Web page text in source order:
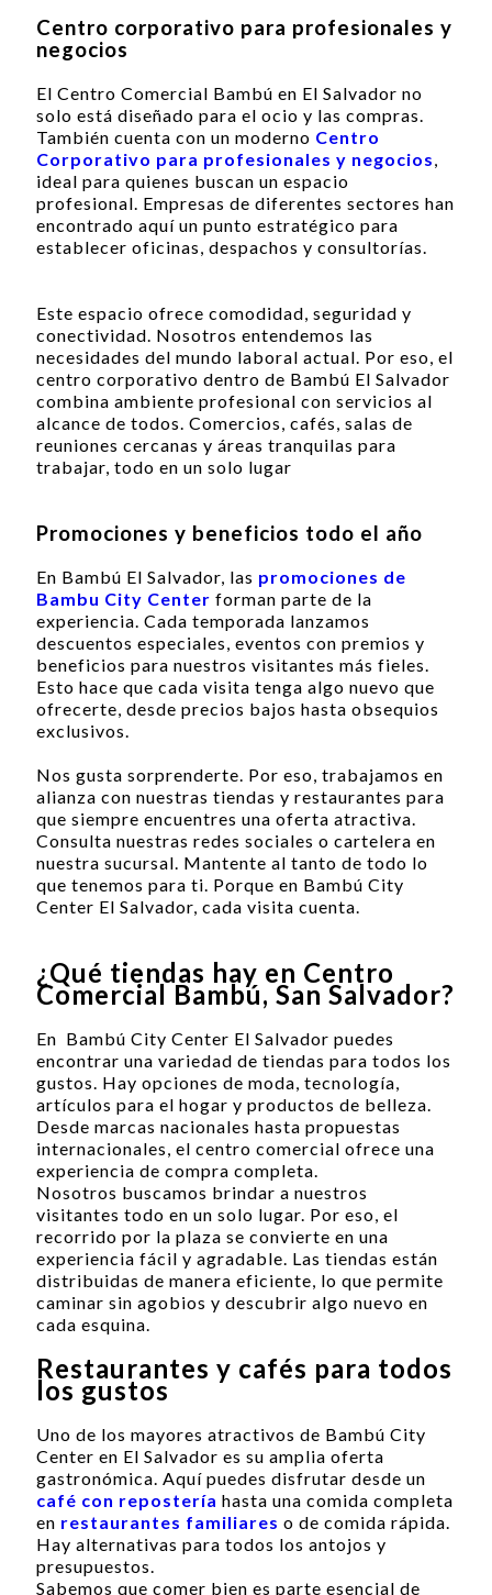
Centro corporativo para profesionales y
negocios
El Centro Comercial Bambú en El Salvador no
solo está diseñado para el ocio y las compras.
También cuenta con un moderno Centro
Corporativo para profesionales y negocios,
ideal para quienes buscan un espacio
profesional. Empresas de diferentes sectores han
encontrado aquí un punto estratégico para
establecer oficinas, despachos y consultorías.
Este espacio ofrece comodidad, seguridad y
conectividad. Nosotros entendemos las
necesidades del mundo laboral actual. Por eso, el
centro corporativo dentro de Bambú El Salvador
combina ambiente profesional con servicios al
alcance de todos. Comercios, cafés, salas de
reuniones cercanas y áreas tranquilas para
trabajar, todo en un solo lugar
Promociones y beneficios todo el año
En Bambú El Salvador, las promociones de
Bambu City Centerforman parte de la
experiencia. Cada temporada lanzamos
descuentos especiales, eventos con premios y
beneficios para nuestros visitantes más fieles.
Esto hace que cada visita tenga algo nuevo que
ofrecerte, desde precios bajos hasta obsequios
exclusivos.
Nos gusta sorprenderte. Por eso, trabajamos en
alianza con nuestras tiendas y restaurantes para
que siempre encuentres una oferta atractiva.
Consulta nuestras redes sociales o cartelera en
nuestra sucursal. Mantente al tanto de todo lo
que tenemos para ti. Porque en Bambú City
Center El Salvador, cada visita cuenta.
¿Qué tiendas hay en Centro
Comercial Bambú, San Salvador?
En Bambú City Center El Salvador puedes
encontrar una variedad de tiendas para todos los
gustos. Hay opciones de moda, tecnología,
artículos para el hogar y productos de belleza.
Desde marcas nacionales hasta propuestas
internacionales, el centro comercial ofrece una
experiencia de compra completa.
Nosotros buscamos brindar a nuestros
visitantes todo en un solo lugar. Por eso, el
recorrido por la plaza se convierte en una
experiencia fácil y agradable. Las tiendas están
distribuidas de manera eficiente, lo que permite
caminar sin agobios y descubrir algo nuevo en
cada esquina.
Restaurantes y cafés para todos
los gustos
Uno de los mayores atractivos de Bambú City
Center en El Salvador es su amplia oferta
gastronómica. Aquí puedes disfrutar desde un
café con repostería hasta una comida completa
en restaurantes familiares o de comida rápida.
Hay alternativas para todos los antojos y
presupuestos.
Sabemos que comer bien es parte esencial de